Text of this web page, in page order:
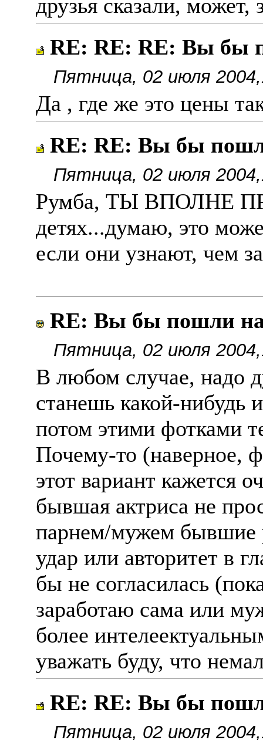
друзья сказали, может,
RE: RE: RE: Вы бы
Пятница, 02 июля
Да , где же это цены
RE: RE: Вы бы
Пятница, 02 июля
Румба, ТЫ ВПОЛНЕ
детях...думаю, это
если они узнают, чем
RE: Вы бы пошли
Пятница, 02 июля
В любом случае, надо
станешь какой-нибудь
потом этими фотками
Почему-то (наверное,
этот вариант кажется
бывшая актриса не
парнем/мужем бывшие
удар или авторитет в
бы не согласилась
заработаю сама или
более
уважать буду, что
RE: RE: Вы бы
Пятница, 02 июля